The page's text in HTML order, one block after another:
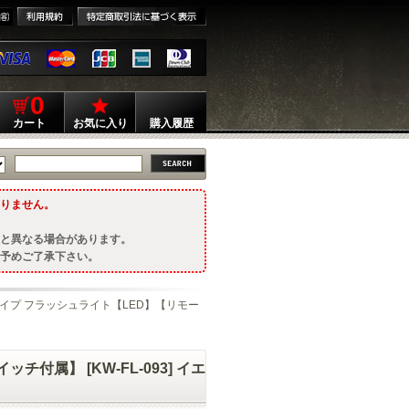
0
カート お気に入り 購入履歴
ません。
異なる場合があります。
めご了承下さい。
プ フラッシュライト【LED】【リモー
ッチ付属】 [KW-FL-093] イエ